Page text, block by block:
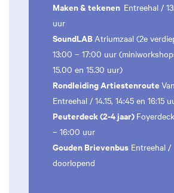
Maken & tekenen Entreehal /
uur
SoundLABAtriumzaal (2e
13:00 – 17:00 uur
15.00 en 15.30 uur)
Rondleiding Artiestenroute
Entreehal / 14.15, 14:45 en 16:15
Peuterdeck (2-4 jaar)
– 16:00 uur
Gouden Brievenbus Entreehal /
doorlopend